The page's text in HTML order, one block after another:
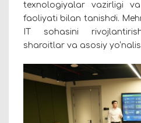
texnologiyalar vazirligi
faoliyati bilan tanishdi.
IT sohasini
sharoitlar va asosiy